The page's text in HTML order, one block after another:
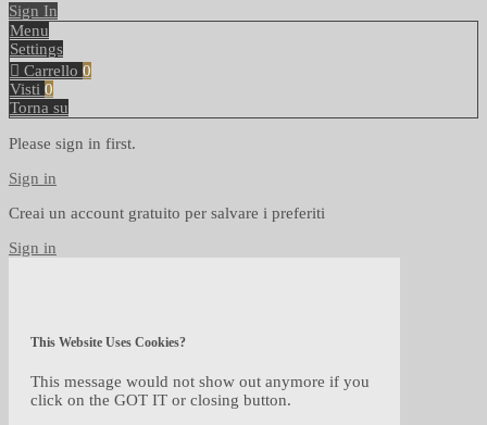
Sign In
Menu
Settings
Carrello 0
Visti 0
Torna su
Please sign in first.
Sign in
Creai un account gratuito per salvare i preferiti
Sign in
This Website Uses Cookies?
This message would not show out anymore if you
click on the GOT IT or closing button.